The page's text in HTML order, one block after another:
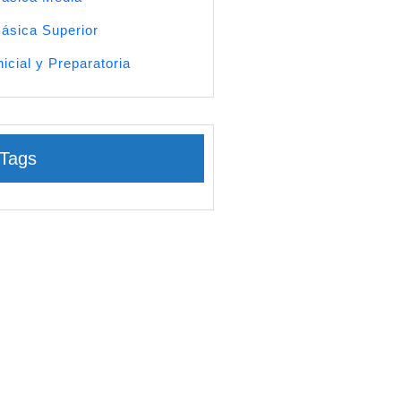
Superior
y Preparatoria
Tags